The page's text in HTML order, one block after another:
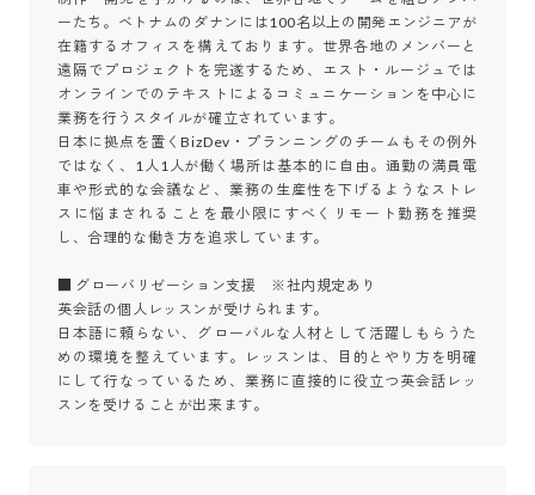
ーたち。ベトナムのダナンには100名以上の開発エンジニアが
在籍するオフィスを構えております。世界各地のメンバーと
遠隔でプロジェクトを完遂するため、エスト・ルージュでは
オンラインでのテキストによるコミュニケーションを中心に
業務を行うスタイルが確立されています。
日本に拠点を置くBizDev・プランニングのチームもその例外
ではなく、1人1人が働く場所は基本的に自由。通勤の満員電
車や形式的な会議など、業務の生産性を下げるようなストレ
スに悩まされることを最小限にすべくリモート勤務を推奨
し、合理的な働き方を追求しています。
■ グローバリゼーション支援　※社内規定あり
英会話の個人レッスンが受けられます。
日本語に頼らない、グローバルな人材として活躍しもらうた
めの環境を整えています。レッスンは、目的とやり方を明確
にして行なっているため、業務に直接的に役立つ英会話レッ
スンを受けることが出来ます。